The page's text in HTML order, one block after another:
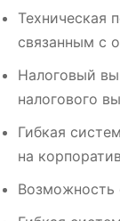
Техническая
связанным с
Налоговый
налогового
Гибкая
на
Возможность